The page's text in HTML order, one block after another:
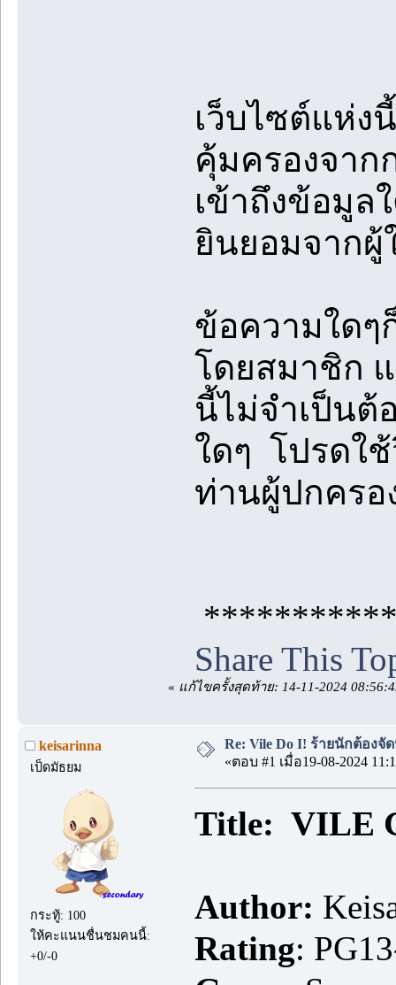
เว็บไซต์แห่ง
คุ้มครองจาก
เข้าถึงข้อมูล
ยินยอมจากผู้
ข้อความใดๆ
โดยสมาชิก
นี้ไม่จำเป็นต้
ใดๆ โปรดใ
ท่านผู้ปกครอ
Share This
« แก้ไขครั้งสุดท้าย: 14-11-2024
keisarinna
เป็ดมัธยม
กระทู้: 100
ให้คะแนนชื่นชมคนนี้:
+0/-0
Re: Vile Do I! ร้ายนักต้องจั
«ตอบ #1 เมื่อ19-08-2024
Title: VILE
Author:
Rating: